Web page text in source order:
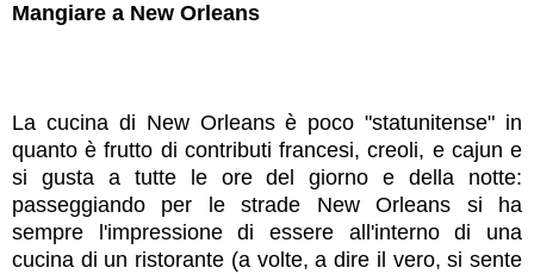
Mangiare a New Orleans
La cucina di New Orleans è poco "statunitense" in
quanto è frutto di contributi francesi, creoli, e cajun e
si gusta a tutte le ore del giorno e della notte:
passeggiando per le strade New Orleans si ha
sempre l'impressione di essere all'interno di una
cucina di un ristorante (a volte, a dire il vero, si sente